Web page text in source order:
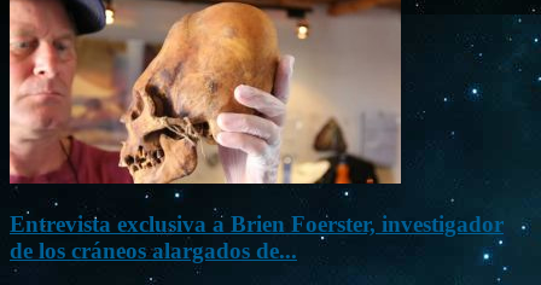
Entrevista exclusiva a Brien Foerster, investigador
de los cráneos alargados de...